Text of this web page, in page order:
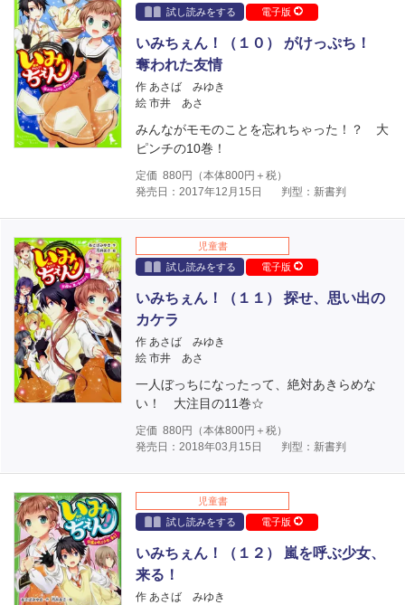
試し読みをする 電子版
いみちぇん！（１０） がけっぷち！
奪われた友情
作 あさば みゆき
絵 市井 あさ
みんながモモのことを忘れちゃった！？ 大
ピンチの10巻！
定価 880円（本体800円＋税）
発売日：2017年12月15日
判型：新書判
児童書
試し読みをする
電子版
いみちぇん！（１１） 探せ、思い出の
カケラ
作 あさば みゆき
絵 市井 あさ
一人ぼっちになったって、絶対あきらめな
い！ 大注目の11巻☆
定価 880円（本体800円＋税）
発売日：2018年03月15日
判型：新書判
児童書
試し読みをする
電子版
いみちぇん！（１２） 嵐を呼ぶ少女、
来る！
作 あさば みゆき